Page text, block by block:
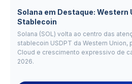
Solana em Destaque: Western
Stablecoin
Solana (SOL) volta ao centro das
stablecoin USDPT da Western Union,
Cloud e crescimento expressivo de
2026.